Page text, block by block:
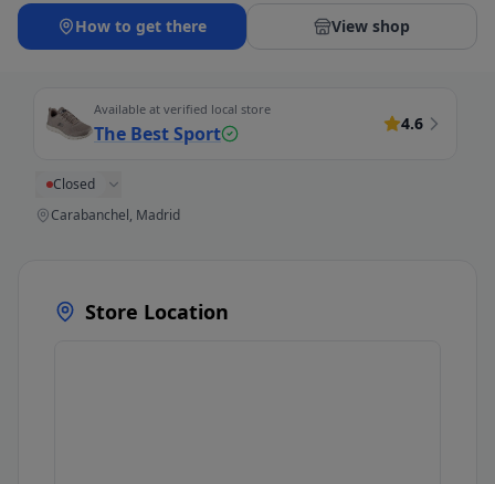
How to get there View shop
Available at verified local store
The Best Sport 4.6
Closed
Carabanchel, Madrid
Store Location